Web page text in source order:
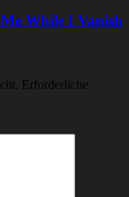
While I Vanish
Erforderliche